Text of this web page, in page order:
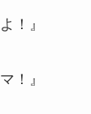
！』
！』